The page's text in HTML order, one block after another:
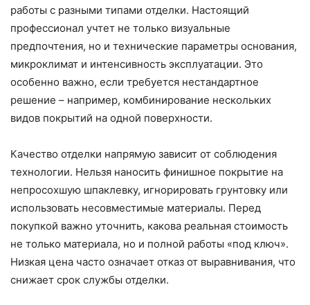
работы с разными типами отделки. Настоящий
профессионал учтет не только визуальные
предпочтения, но и технические параметры основания,
микроклимат и интенсивность эксплуатации. Это
особенно важно, если требуется нестандартное
решение – например, комбинирование нескольких
видов покрытий на одной поверхности.
Качество отделки напрямую зависит от соблюдения
технологии. Нельзя наносить финишное покрытие на
непросохшую шпаклевку, игнорировать грунтовку или
использовать несовместимые материалы. Перед
покупкой важно уточнить, какова реальная стоимость
не только материала, но и полной работы «под ключ».
Низкая цена часто означает отказ от выравнивания, что
снижает срок службы отделки.